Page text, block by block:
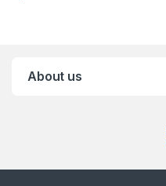
About us